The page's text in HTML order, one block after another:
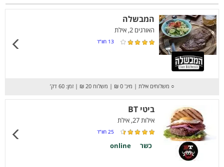
המבשלה
האורגים 2, אילת
13 חוו”ד
○ משלוחים אילת | מינ' 0 ₪ | משלוח 20 ₪ | זמן: 60 דק’
ביטי BT
אילות 27, אילת
25 חוו”ד
כשר online